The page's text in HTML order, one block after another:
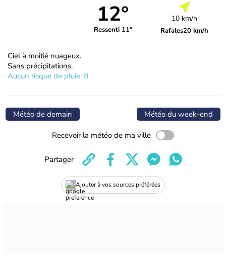
12°
Ressenti 11°
10 km/h
Rafales20 km/h
Ciel à moitié nuageux.
Sans précipitations.
Aucun risque de pluie
Météo de demain Météo du week-end
Recevoir la météo de ma ville
Ajouter à vos sources préférées
Partager